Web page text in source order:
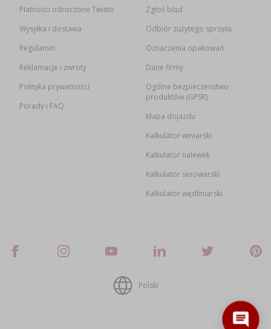
Płatności odroczone Twisto
Wysyłka i dostawa
Regulamin
Reklamacje i zwroty
Polityka prywatności
Porady i FAQ
Zgłoś błąd
Odbiór zużytego sprzętu
Oznaczenia opakowań
Dane firmy
Ogólne bezpieczeństwo
produktów (GPSR)
Mapa dojazdu
Kalkulator winiarski
Kalkulator nalewek
Kalkulator serowarski
Kalkulator wędliniarski
Polski